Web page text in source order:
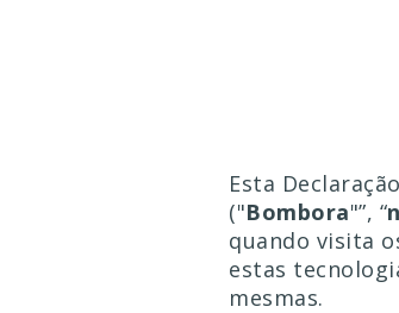
Esta
("Bombora"”, “
quando visita
estas
mesmas.